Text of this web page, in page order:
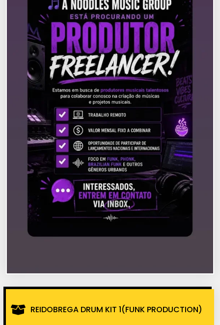
REIDOBREGA DRUM KIT 1(FUNK PRODUCTION)